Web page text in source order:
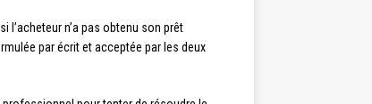
l’acheteur n’a pas obtenu son prêt
par écrit et acceptée par les deux